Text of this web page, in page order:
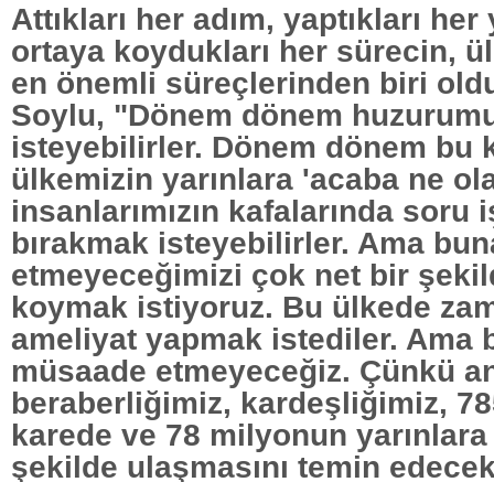
Attıkları her adım, yaptıkları her
ortaya koydukları her sürecin,
en önemli süreçlerinden biri
Soylu, "Dönem dönem
isteyebilirler. Dönem dönem bu
ülkemizin yarınlara 'acaba ne
insanlarımızın kafalarında soru
bırakmak isteyebilirler. Ama
etmeyeceğimizi çok net bir
koymak istiyoruz. Bu ülkede
ameliyat yapmak istediler. Ama
müsaade etmeyeceğiz. Çünkü
beraberliğimiz, kardeşliğimiz,
karede ve 78 milyonun
şekilde ulaşmasını temin